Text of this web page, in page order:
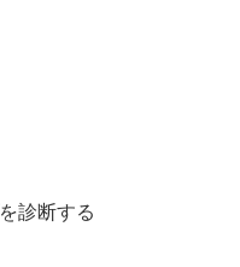
診断する